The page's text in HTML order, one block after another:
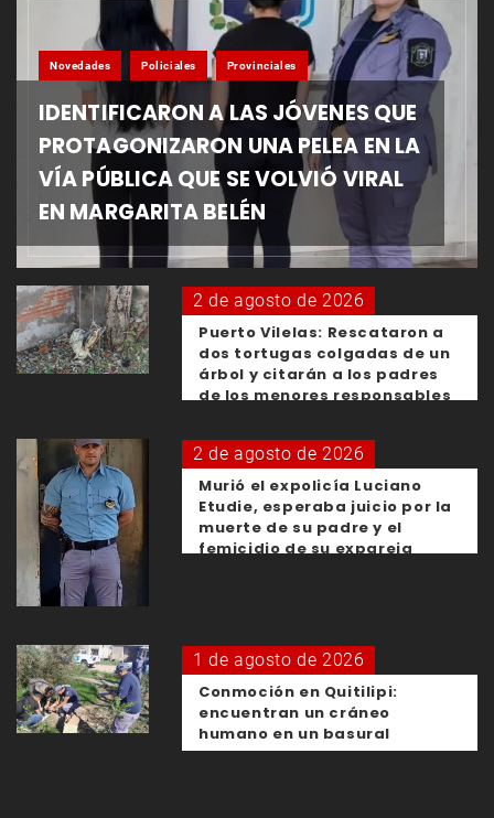
Novedades Policiales Provinciales
IDENTIFICARON A LAS JÓVENES QUE
PROTAGONIZARON UNA PELEA EN LA
VÍA PÚBLICA QUE SE VOLVIÓ VIRAL
EN MARGARITA BELÉN
2 de agosto de 2026
Puerto Vilelas: Rescataron a
dos tortugas colgadas de un
árbol y citarán a los padres
de los menores responsables
2 de agosto de 2026
Murió el expolicía Luciano
Etudie, esperaba juicio por la
muerte de su padre y el
femicidio de su expareja
1 de agosto de 2026
Conmoción en Quitilipi:
encuentran un cráneo
humano en un basural